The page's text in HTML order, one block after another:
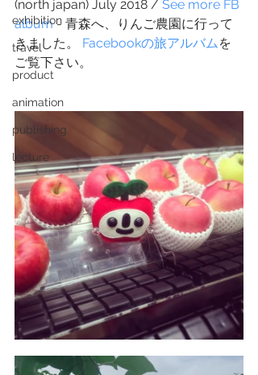
exhibition
travel
product
animation
publishing
lecture
(north japan) July 2018 / See more FB
album - 青森へ、りんご農園に行って
きました。 Facebookの旅アルバムを
ご覧下さい。